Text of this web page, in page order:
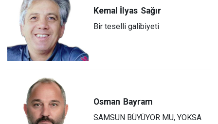
Kemal İlyas Sağır
Bir teselli galibiyeti
Osman Bayram
SAMSUN BÜYÜYOR MU, YOKSA